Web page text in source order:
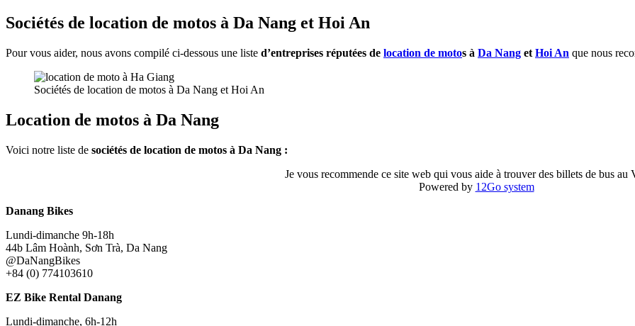
Sociétés de location de motos à Da Nang et Hoi An
Pour vous aider, nous avons compilé ci-dessous une liste d’entreprises réputées de location de motos à Da Nang et Hoi An que nous
Sociétés de location de motos à Da Nang et Hoi An
Location de motos à Da Nang
Voici notre liste de sociétés de location de motos à Da Nang :
Je vous recommende ce site web qui vous aide à trouver des billets de bus au
Powered by 12Go system
Danang Bikes
Lundi-dimanche 9h-18h
44b Lâm Hoành, Sơn Trà, Da Nang
@DaNangBikes
+84 (0) 774103610
EZ Bike Rental Danang
Lundi-dimanche, 6h-12h